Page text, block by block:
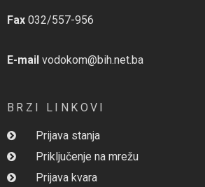
Fax 032/557-956
E-mail vodokom@bih.net.ba
BRZI LINKOVI
Prijava stanja
Priključenje na mrežu
Prijava kvara